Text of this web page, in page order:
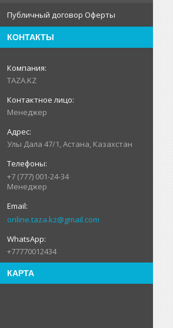
Публичный договор Оферты
КОНТАКТЫ
TAZA.KZ
Менеджер
Улы Дала 47/1, Астана, Казахстан
+7 (777) 001-24-34
Менеджер
online.taza.kz@gmail.com
+77770012434
КАРТА